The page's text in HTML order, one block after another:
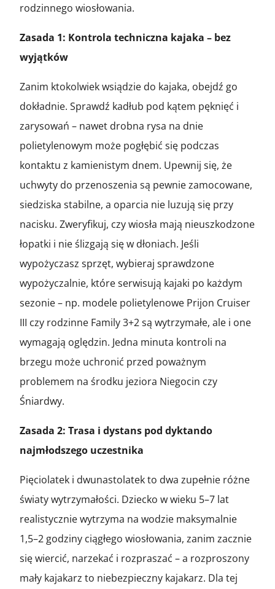
rodzinnego wiosłowania.
Zasada 1: Kontrola techniczna kajaka – bez
wyjątków
Zanim ktokolwiek wsiądzie do kajaka, obejdź go
dokładnie. Sprawdź kadłub pod kątem pęknięć i
zarysowań – nawet drobna rysa na dnie
polietylenowym może pogłębić się podczas
kontaktu z kamienistym dnem. Upewnij się, że
uchwyty do przenoszenia są pewnie zamocowane,
siedziska stabilne, a oparcia nie luzują się przy
nacisku. Zweryfikuj, czy wiosła mają nieuszkodzone
łopatki i nie ślizgają się w dłoniach. Jeśli
wypożyczasz sprzęt, wybieraj sprawdzone
wypożyczalnie, które serwisują kajaki po każdym
sezonie – np. modele polietylenowe Prijon Cruiser
III czy rodzinne Family 3+2 są wytrzymałe, ale i one
wymagają oględzin. Jedna minuta kontroli na
brzegu może uchronić przed poważnym
problemem na środku jeziora Niegocin czy
Śniardwy.
Zasada 2: Trasa i dystans pod dyktando
najmłodszego uczestnika
Pięciolatek i dwunastolatek to dwa zupełnie różne
światy wytrzymałości. Dziecko w wieku 5–7 lat
realistycznie wytrzyma na wodzie maksymalnie
1,5–2 godziny ciągłego wiosłowania, zanim zacznie
się wiercić, narzekać i rozpraszać – a rozproszony
mały kajakarz to niebezpieczny kajakarz. Dla tej